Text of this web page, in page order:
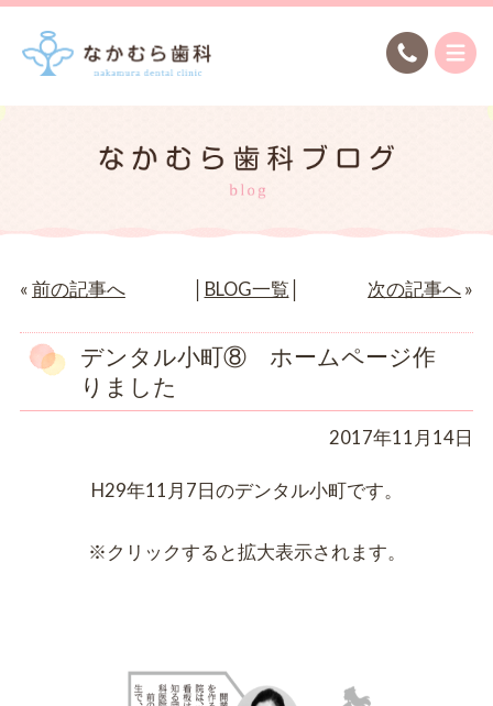
« 前の記事へ BLOG一覧 次の記事へ »
デンタル小町⑧ ホームページ作
りました
2017年11月14日
H29年11月7日のデンタル小町です。
※クリックすると拡大表示されます。